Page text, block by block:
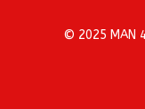
© 2025 MAN